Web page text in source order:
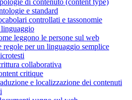
di contenuto (content type)
e standard
controllati e tassonomie
leggono le persone sul web
regole per un linguaggio semplice
collaborativa
critique
e localizzazione dei contenuti